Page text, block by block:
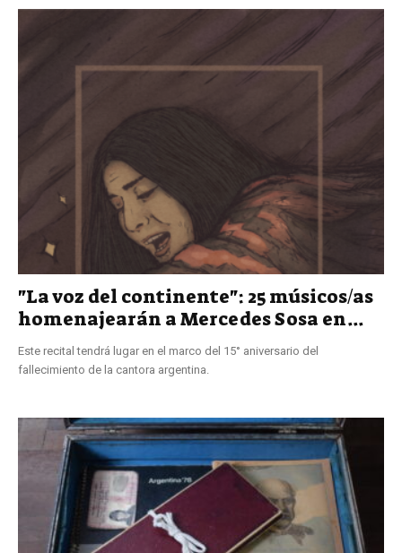
"La voz del continente": 25 músicos/as
homenajearán a Mercedes Sosa en...
Este recital tendrá lugar en el marco del 15° aniversario del
fallecimiento de la cantora argentina.